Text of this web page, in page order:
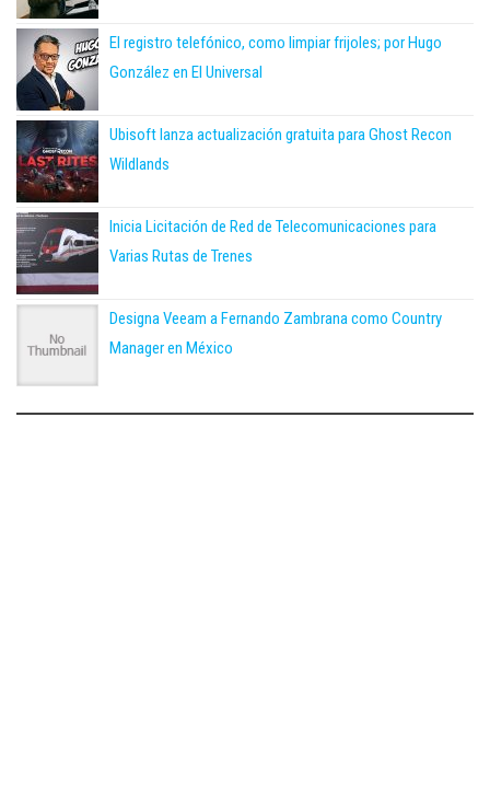
El registro telefónico, como limpiar frijoles; por Hugo
González en El Universal
Ubisoft lanza actualización gratuita para Ghost Recon
Wildlands
Inicia Licitación de Red de Telecomunicaciones para
Varias Rutas de Trenes
Designa Veeam a Fernando Zambrana como Country
Manager en México